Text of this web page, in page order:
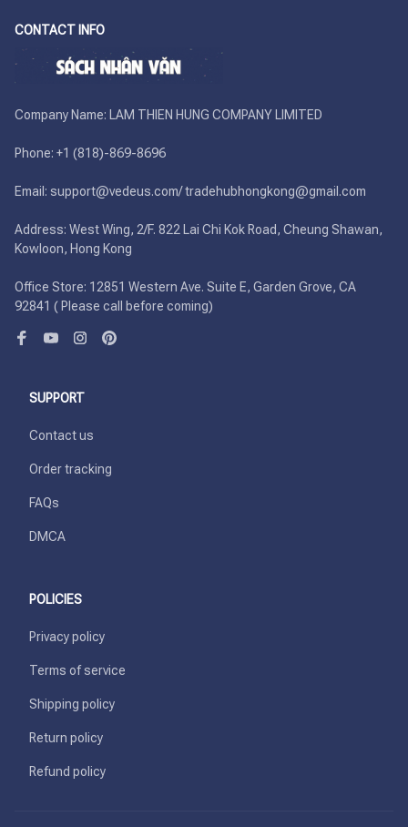
CONTACT INFO
Company Name: LAM THIEN HUNG COMPANY LIMITED
Phone: +1 (818)-869-8696
Email: support@vedeus.com/ tradehubhongkong@gmail.com
Address: West Wing, 2/F. 822 Lai Chi Kok Road, Cheung Shawan,
Kowloon, Hong Kong
Office Store: 12851 Western Ave. Suite E, Garden Grove, CA
92841 ( Please call before coming)
SUPPORT
Contact us
Order tracking
FAQs
DMCA
POLICIES
Privacy policy
Terms of service
Shipping policy
Return policy
Refund policy